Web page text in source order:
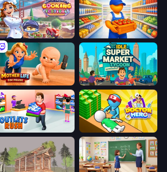
Cooking Festival Supermarket Manager
Mother Life Simulator: Prank Idle Supermarket Tycoon
Outlets Rush Doctor Hero